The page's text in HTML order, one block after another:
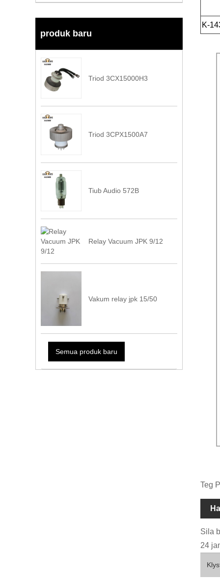
produk baru
Triod 3CX15000H3
Triod 3CPX1500A7
Tiub Audio 572B
Relay Vacuum JPK 9/12
Vakum relay jpk 15/50
Semua produk baru
K-
Teg
Sila
24